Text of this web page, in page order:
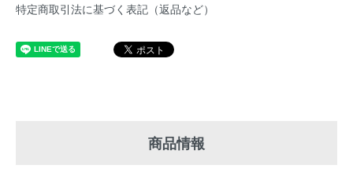
特定商取引法に基づく表記（返品など）
商品情報